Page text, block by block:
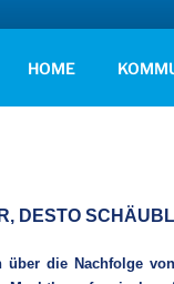
HOME
DESTO
die Nachfolge